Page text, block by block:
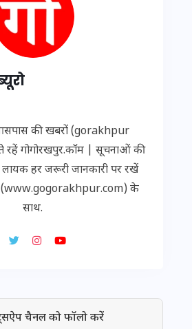
की खबरों (gorakhpur
रहें गोगोरखपुर.कॉम | सूचनाओं की
हर जरूरी जानकारी पर रखें
(www.gogorakhpur.com) के
साथ.
चैनल को फॉलो करें